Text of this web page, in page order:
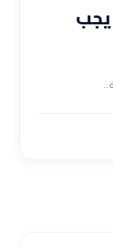
سؤالاً يجب